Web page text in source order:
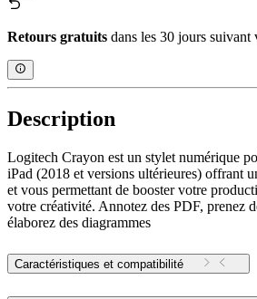
Retours gratuits dans les 30 jours suivant
Description
Logitech Crayon est un stylet numérique
iPad (2018 et versions ultérieures) offrant
et vous permettant de booster votre
votre créativité. Annotez des PDF, prenez
élaborez des diagrammes
Caractéristiques et compatibilité